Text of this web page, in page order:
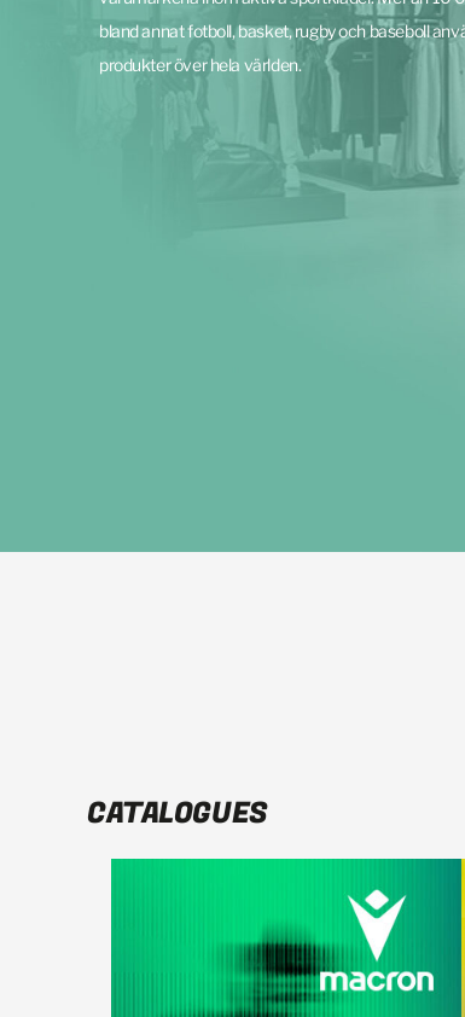
bland annat fotboll, basket, rugby och baseboll
produkter över hela världen.
CATALOGUES